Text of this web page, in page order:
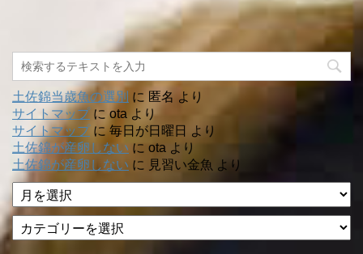
土佐錦当歳魚の選別 に 匿名 より
サイトマップに ota より
サイトマップに毎日が日曜日 より
土佐錦が産卵しない に ota より
土佐錦が産卵しない に 見習い金魚 より
ア
ー
イ
テ